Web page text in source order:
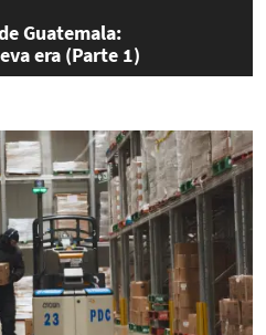
Guatemala:
era (Parte 1)